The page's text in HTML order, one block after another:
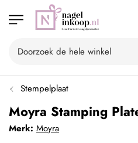
Stempelplaat
Moyra Stamping
Merk: Moyra